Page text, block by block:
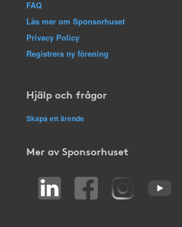
FAQ
Läs mer om Sponsorhuset
Privacy Policy
Registrera ny förening
Hjälp och frågor
Skapa ett ärende
Mer av Sponsorhuset